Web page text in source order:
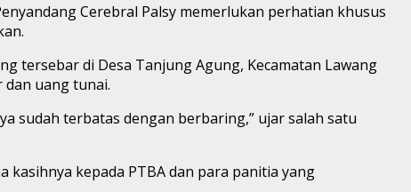
Cerebral Palsy memerlukan perhatian khusus
tersebar di Desa Tanjung Agung, Kecamatan Lawang
dan uang tunai.
sudah terbatas dengan berbaring,” ujar salah satu
kepada PTBA dan para panitia yang